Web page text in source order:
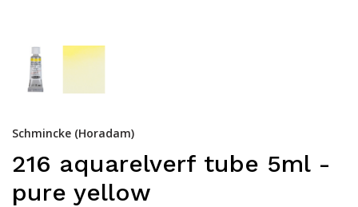
Schmincke (Horadam)
216 aquarelverf tube 5ml -
pure yellow